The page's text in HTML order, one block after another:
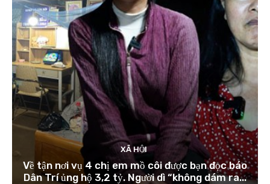
XÃ HỘI
Về tận nơi vụ 4 chị em mồ côi được bạn đọc báo
Dân Trí ủng hộ 3,2 tỷ. Người dì “không dám ra...